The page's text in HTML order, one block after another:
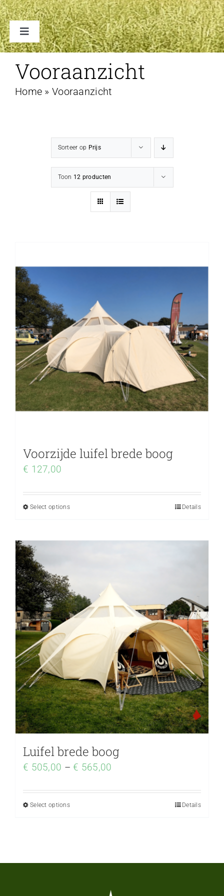
Toggle
Navigation
ACCESSOIRES
CONTACT
Vooraanzicht
Home » Vooraanzicht
Sorteer op Prijs
Toon 12 producten
Voorzijde luifel brede boog
€ 127,00
Select options Details
Luifel brede boog
€ 505,00 –€ 565,00
Select options Details